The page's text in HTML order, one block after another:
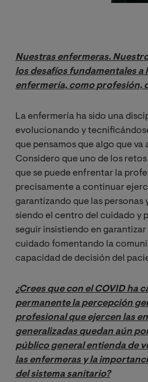
Nuestras enfermeras.
los desafíos fundamentales a
enfermería, como profesión,
La enfermería ha sido una
evolucionando y
que pensamos que algo que
Considero que uno de los
que se puede enfrentar la
precisamente a continuar
garantizando que las personas
siendo el centro del cuidado y
seguir insistiendo en
cuidado fomentando la
capacidad de decisión del
¿Crees que con el COVID ha
permanente la percepción
profesional que ejercen las
generalizadas quedan aún
público general entienda de
las enfermeras y la
del sistema sanitario?